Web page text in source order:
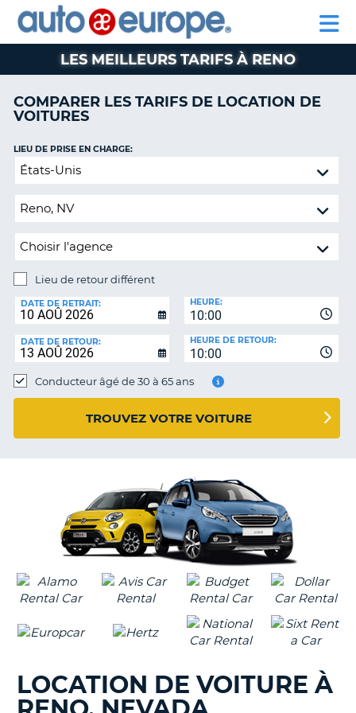
LOCATION
DE
VOITURES
CAMPING-
CAR
PARTENAIRE
SUPPORT
CLIENT
AUTO
EUROPE
LOCATION
DE
VOITURES
CAMPING-
PARTENAIRE
SUPPORT
COMPTE
MA
LANGUAGE
LES MEILLEURS TARIFS À RENO
COMPARER LES TARIFS DE LOCATION DE
VOITURES
Lieu
retour
LIEU DE PRISE EN CHARGE:
Lieu de retour différent
DE
RETOUR:
DATE DE RETRAIT:
10:00
HEURE:
DATE DE RETOUR:
10:00
HEURE DE RETOUR:
Conducteur âgé de 30 à 65 ans
TROUVEZ VOTRE VOITURE
LOCATION DE VOITURE À